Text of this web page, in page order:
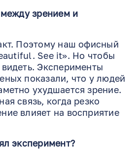
между зрением и
Поэтому наш офисный
See it». Но чтобы
Эксперименты
показали, что у людей
ухудшается зрение.
связь, когда резко
влияет на восприятие
эксперимент?